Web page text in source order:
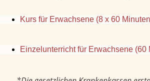
Kurs für Erwachsene (8 x 60
Einzelunterricht für Erwachsene (60